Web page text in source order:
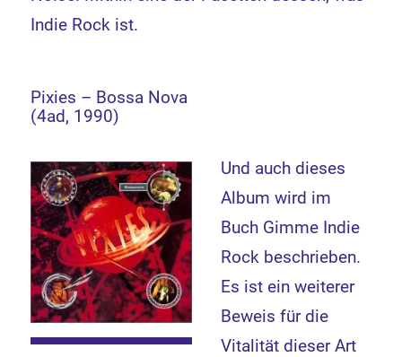
Indie Rock ist.
Pixies – Bossa Nova
(4ad, 1990)
Und auch dieses
Album wird im
Buch Gimme Indie
Rock beschrieben.
Es ist ein weiterer
Beweis für die
Vitalität dieser Art